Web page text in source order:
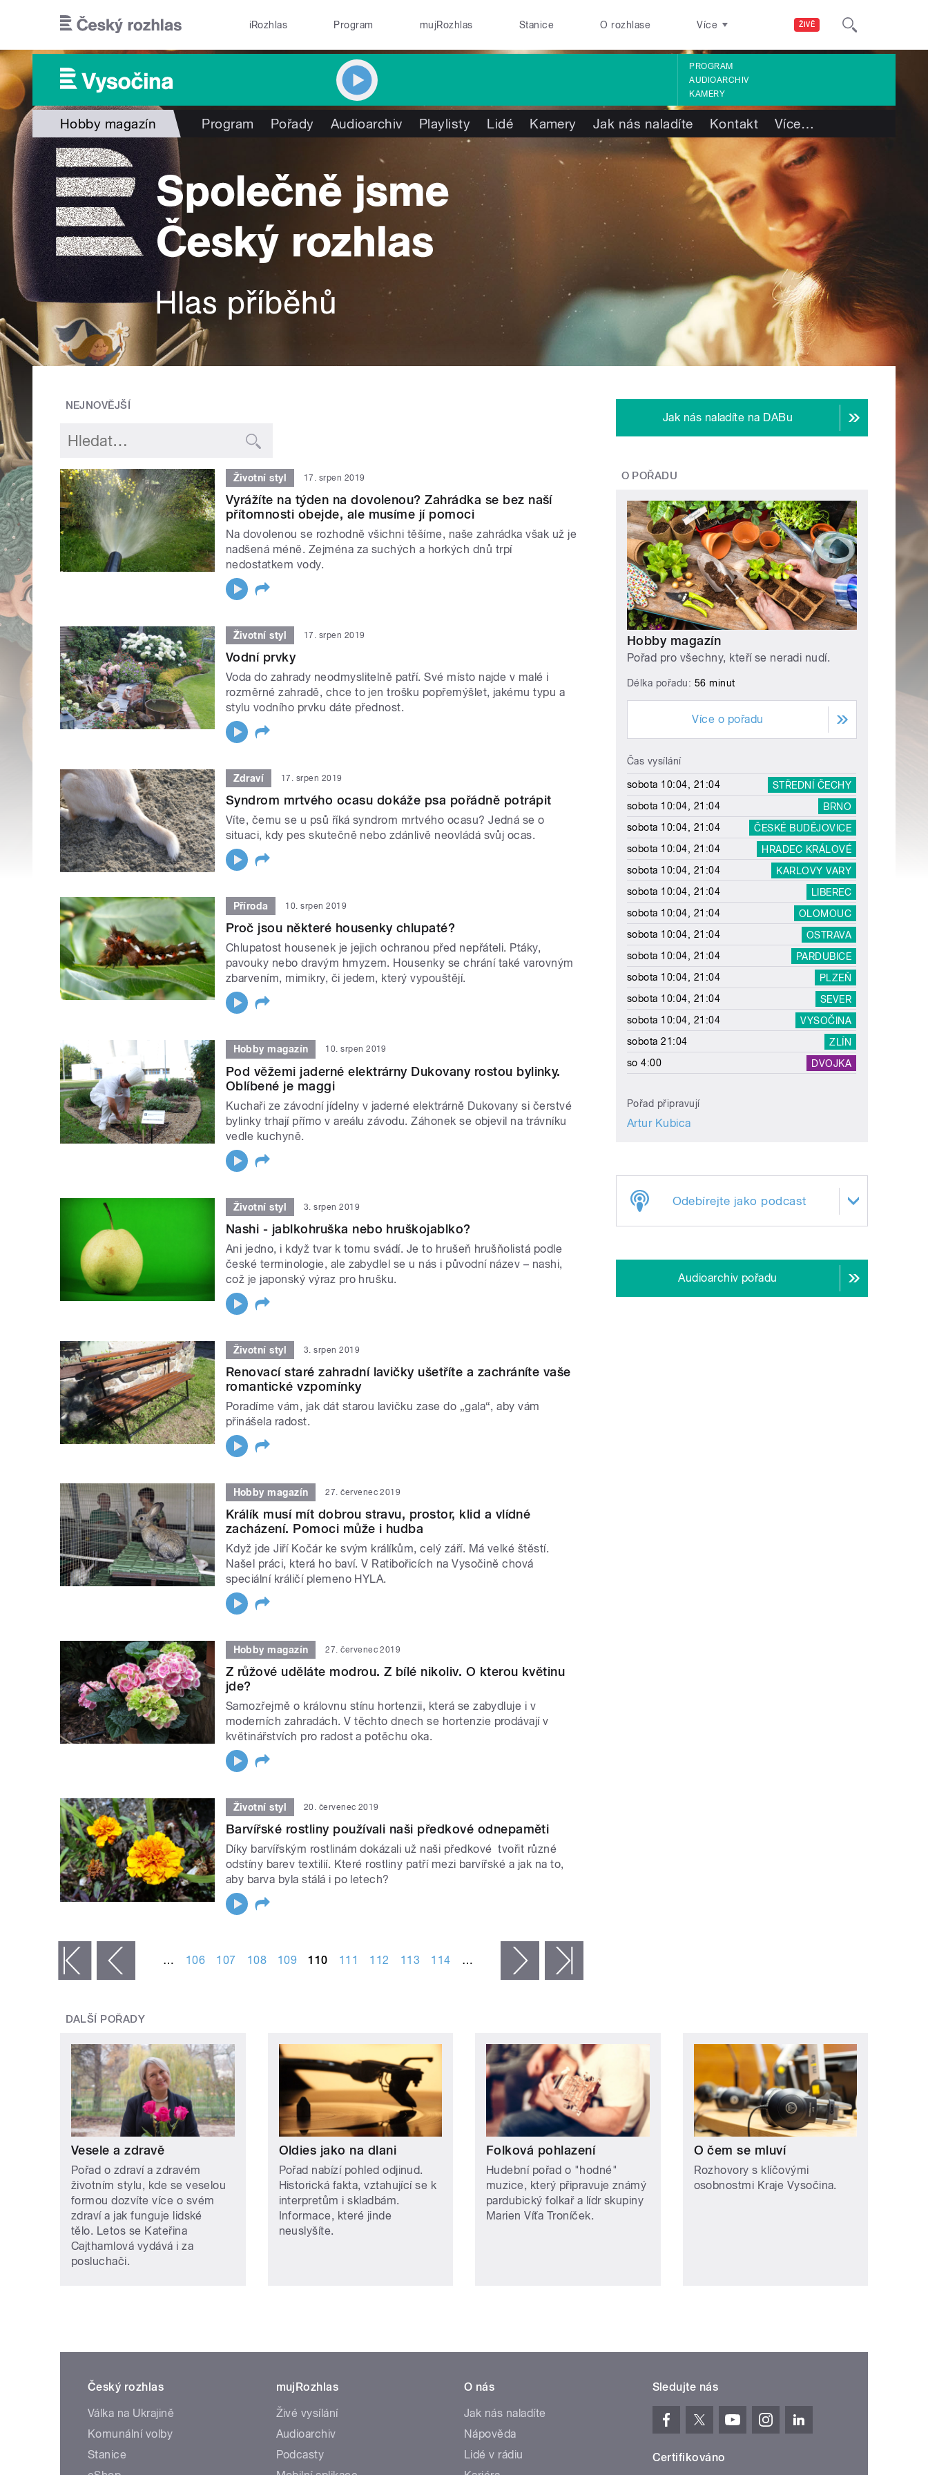
ŽIVĚ
iRozhlas Program mujRozhlas Stanice O rozhlase Více
PROGRAM
AUDIOARCHIV
KAMERY
Hobby magazín Program Pořady Audioarchiv Playlisty Lidé Kamery Jak nás naladíte Kontakt Více…
NEJNOVĚJŠÍ
Životní styl 17. srpen 2019
Vyrážíte na týden na dovolenou? Zahrádka se bez naší
přítomnosti obejde, ale musíme jí pomoci
Na dovolenou se rozhodně všichni těšíme, naše zahrádka však už je
nadšená méně. Zejména za suchých a horkých dnů trpí
nedostatkem vody.
Životní styl 17. srpen 2019
Vodní prvky
Voda do zahrady neodmyslitelně patří. Své místo najde v malé i
rozměrné zahradě, chce to jen trošku popřemýšlet, jakému typu a
stylu vodního prvku dáte přednost.
Zdraví 17. srpen 2019
Syndrom mrtvého ocasu dokáže psa pořádně potrápit
Víte, čemu se u psů říká syndrom mrtvého ocasu? Jedná se o
situaci, kdy pes skutečně nebo zdánlivě neovládá svůj ocas.
Příroda 10. srpen 2019
Proč jsou některé housenky chlupaté?
Chlupatost housenek je jejich ochranou před nepřáteli. Ptáky,
pavouky nebo dravým hmyzem. Housenky se chrání také varovným
zbarvením, mimikry, či jedem, který vypouštějí.
Hobby magazín 10. srpen 2019
Pod věžemi jaderné elektrárny Dukovany rostou bylinky.
Oblíbené je maggi
Kuchaři ze závodní jídelny v jaderné elektrárně Dukovany si čerstvé
bylinky trhají přímo v areálu závodu. Záhonek se objevil na trávníku
vedle kuchyně.
Životní styl 3. srpen 2019
Nashi - jablkohruška nebo hruškojablko?
Ani jedno, i když tvar k tomu svádí. Je to hrušeň hrušňolistá podle
české terminologie, ale zabydlel se u nás i původní název – nashi,
což je japonský výraz pro hrušku.
Životní styl 3. srpen 2019
Renovací staré zahradní lavičky ušetříte a zachráníte vaše
romantické vzpomínky
Poradíme vám, jak dát starou lavičku zase do „gala“, aby vám
přinášela radost.
Hobby magazín 27. červenec 2019
Králík musí mít dobrou stravu, prostor, klid a vlídné
zacházení. Pomoci může i hudba
Když jde Jiří Kočár ke svým králíkům, celý září. Má velké štěstí.
Našel práci, která ho baví. V Ratibořicích na Vysočině chová
speciální králičí plemeno HYLA.
Hobby magazín 27. červenec 2019
Z růžové uděláte modrou. Z bílé nikoliv. O kterou květinu
jde?
Samozřejmě o královnu stínu hortenzii, která se zabydluje i v
moderních zahradách. V těchto dnech se hortenzie prodávají v
květinářstvích pro radost a potěchu oka.
Životní styl 20. červenec 2019
Barvířské rostliny používali naši předkové odnepaměti
Díky barvířským rostlinám dokázali už naši předkové tvořit různé
odstíny barev textilií. Které rostliny patří mezi barvířské a jak na to,
aby barva byla stálá i po letech?
‹ předchozí … 106 107 108 109 110 111 112 113 114 … následující ›
Jak nás naladíte na DABu
O POŘADU
Hobby magazín
Pořad pro všechny, kteří se neradi nudí.
Délka pořadu: 56 minut
Více o pořadu
Čas vysílání
sobota 10:04, 21:04
STŘEDNÍ ČECHY
sobota 10:04, 21:04
BRNO
sobota 10:04, 21:04
ČESKÉ BUDĚJOVICE
sobota 10:04, 21:04
HRADEC KRÁLOVÉ
sobota 10:04, 21:04
KARLOVY VARY
sobota 10:04, 21:04
LIBEREC
sobota 10:04, 21:04
OLOMOUC
sobota 10:04, 21:04
OSTRAVA
sobota 10:04, 21:04
PARDUBICE
sobota 10:04, 21:04
PLZEŇ
sobota 10:04, 21:04
SEVER
sobota 10:04, 21:04
VYSOČINA
sobota 21:04
ZLÍN
so 4:00
DVOJKA
Pořad připravují
Artur Kubica
Odebírejte jako podcast
Audioarchiv pořadu
DALŠÍ POŘADY
Vesele a zdravě
Pořad o zdraví a zdravém
životním stylu, kde se veselou
formou dozvíte více o svém
zdraví a jak funguje lidské
tělo. Letos se Kateřina
Cajthamlová vydává i za
posluchači.
Oldies jako na dlani
Pořad nabízí pohled odjinud.
Historická fakta, vztahující se k
interpretům i skladbám.
Informace, které jinde
neuslyšíte.
Folková pohlazení
Hudební pořad o "hodné"
muzice, který připravuje známý
pardubický folkař a lídr skupiny
Marien Víťa Troníček.
O čem se mluví
Rozhovory s klíčovými
osobnostmi Kraje Vysočina.
Český rozhlas
Válka na Ukrajině
Komunální volby
Stanice
mujRozhlas
Živé vysílání
Audioarchiv
Podcasty
O nás
Jak nás naladíte
Nápověda
Lidé v rádiu
Sledujte nás
Certifikováno